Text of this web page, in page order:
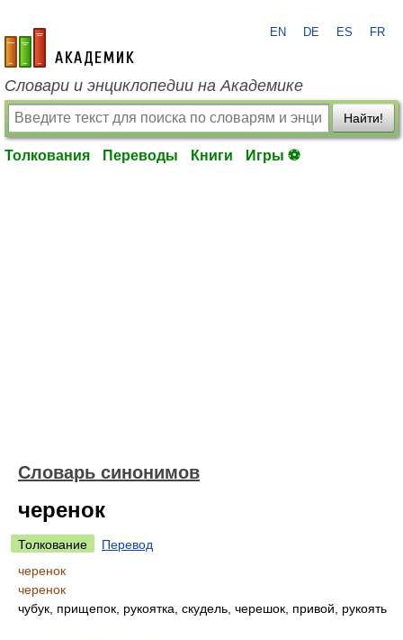
academic.ru
EN DE ES FR
Словари и энциклопедии на Академике
Найти!
Толкования Переводы Книги Игры ⚽
Словарь синонимов
черенок
Толкование
Перевод
черенок
черенок
чубук, прищепок, рукоятка, скудель, черешок, привой, рукоять